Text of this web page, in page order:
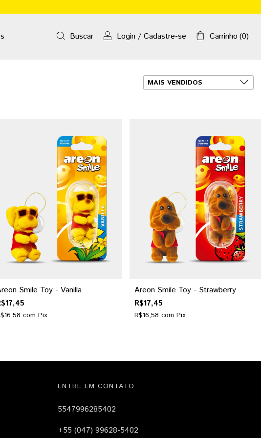
Buscar Login / Cadastre-se Carrinho (0)
Smile Toy - Vanilla
com Pix
Areon Smile Toy - Strawberry
R$17,45
R$16,58com Pix
ENTRE EM CONTATO
5547996285402
+55 (047) 99628-5402